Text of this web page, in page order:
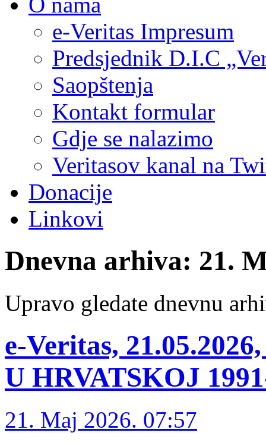
e-Veritas Impresum
Predsjednik D.I.C
Saopštenja
Kontakt formular
Gdje se nalazimo
Veritasov kanal na
Donacije
Linkovi
Dnevna arhiva: 21.
Upravo gledate dnevnu
e-Veritas,
U HRVATSKOJ
21. Maj 2026. 07:57